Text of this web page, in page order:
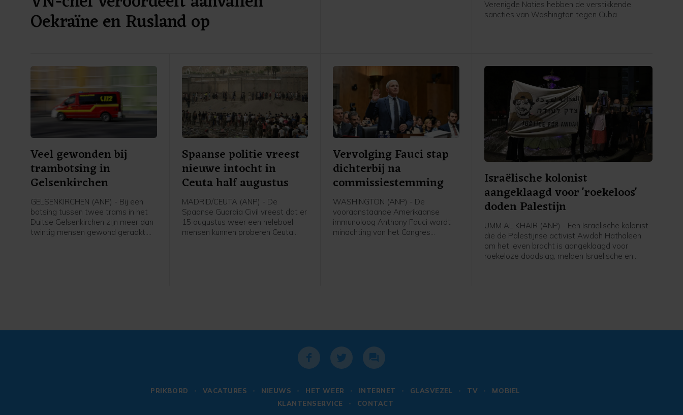
Oekraïne en Rusland op
Verenigde Naties hebben de verstikkende
sancties van Washington tegen Cuba
Veel gewonden bij
trambotsing in
Gelsenkirchen
GELSENKIRCHEN (ANP) - Bij een
botsing tussen twee trams in het
Duitse Gelsenkirchen zijn meer dan
twintig mensen gewond geraakt.
Spaanse politie vreest
nieuwe intocht in
Ceuta half augustus
MADRID/CEUTA (ANP) - De
Spaanse Guardia Civil vreest dat er
15 augustus weer een heleboel
mensen kunnen proberen Ceuta
beklemtoonde een bron bij de
Vervolging Fauci stap
dichterbij na
commissiestemming
WASHINGTON (ANP) - De
vooraanstaande Amerikaanse
immunoloog Anthony Fauci wordt
minachting van het Congres
stemden van de aanwezigen acht
en vijf Democraten tegen.
Israëlische kolonist
aangeklaagd voor 'roekeloos'
doden Palestijn
UMM AL KHAIR (ANP) - Een Israëlische kolonist
die de Palestijnse activist Awdah Hathaleen
om het leven bracht is aangeklaagd voor
roekeloze doodslag, melden Israëlische en
PRIKBORD VACATURES NIEUWS HET WEER INTERNET GLASVEZEL TV
MOBIEL
KLANTENSERVICE
CONTACT